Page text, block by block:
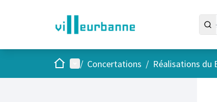
AccueilMenu principal
/ Concertations / Réalisations